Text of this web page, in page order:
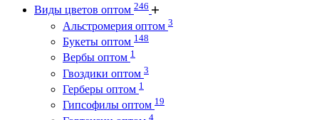
Виды цветов оптом 246
Альстромерия оптом 3
Букеты оптом 148
Вербы оптом 1
Гвоздики оптом 3
Герберы оптом 1
Гипсофилы оптом 19
4